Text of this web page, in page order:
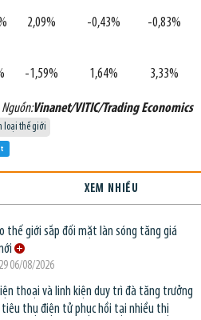
2,09% -0,43% -0,83%
-1,59% 1,64% 3,33%
Nguồn:Vinanet/VITIC/Trading Economics
loại thế giới
XEM NHIỀU
thế giới sắp đối mặt làn sóng tăng giá
06/08/2026
thoại và linh kiện duy trì đà tăng trưởng
tiêu thụ điện tử phục hồi tại nhiều thị